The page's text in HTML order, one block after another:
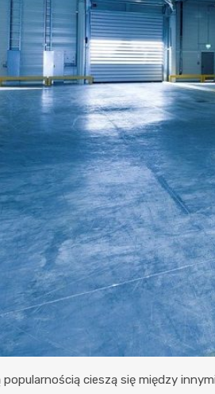
cieszą się między innymi